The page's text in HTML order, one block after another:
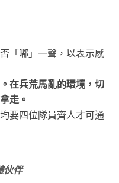
「嘟」一聲，以表示感
在兵荒馬亂的環境，切
走。
要四位隊員齊人才可通
伙伴